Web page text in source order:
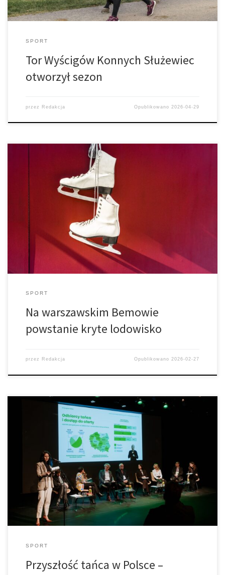
SPORT
Tor Wyścigów Konnych Służewiec
otworzył sezon
przez Redakcja Opublikowano 2026-04-29
Inwestycja, która uzyskała dotację w ramach Programu budowy
lodowisk – Edycja 2025 była głównym tematem konferencji, która
odbyła się 27 lutego w Warszawie
SPORT
Na warszawskim Bemowie
powstanie kryte lodowisko
przez Redakcja Opublikowano2026-02-27
IV Kongres Tańca, który odbył się w Warszawie w dniach 15-17
listopada 2025 roku w Centrum Sztuki Współczesnej Zamek
Ujazdowski, stał się wydarzeniem o szczególnej wadze dla
polskiego środowiska tanecznego
SPORT
Przyszłość tańca w Polsce –